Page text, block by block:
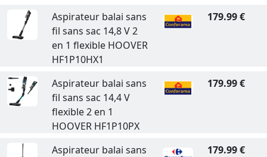
Aspirateur balai sans
fil sans sac 14,8 V 2
en 1 flexible HOOVER
HF1P10HX1
179.99 €
Aspirateur balai sans
fil sans sac 14,4 V
flexible 2 en 1
HOOVER HF1P10PX
179.99 €
Aspirateur balai sans
179.99 €